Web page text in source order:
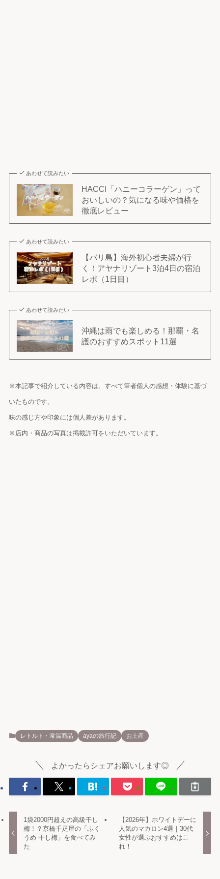
あわせて読みたい
HACCI「ハニーコラーゲン」って
おいしいの？気になる味や価格を
徹底レビュー
あわせて読みたい
【バリ島】海外初心者夫婦が行
く！アヤナリゾート3泊4日の宿泊
レポ（1日目）
あわせて読みたい
沖縄は雨でも楽しめる！那覇・名
護のおすすめスポット11選
※本記事で紹介している内容は、すべて筆者個人の感想・体験に基づ
いたものです。
味の感じ方や印象には個人差があります。
※店内・商品の写真は掲載許可をいただいています。
レトルト・常温商品 ayaの旅行記 お土産
よかったらシェアお願いします◎
1袋2000円超えの高級干し
梅！？京橋千疋屋の「ふく
うめ 干し梅」を食べてみ
た
【2026年】ホワイトデーに
人気のマカロン4選｜30代
女性が選ぶおすすめはこ
れ！